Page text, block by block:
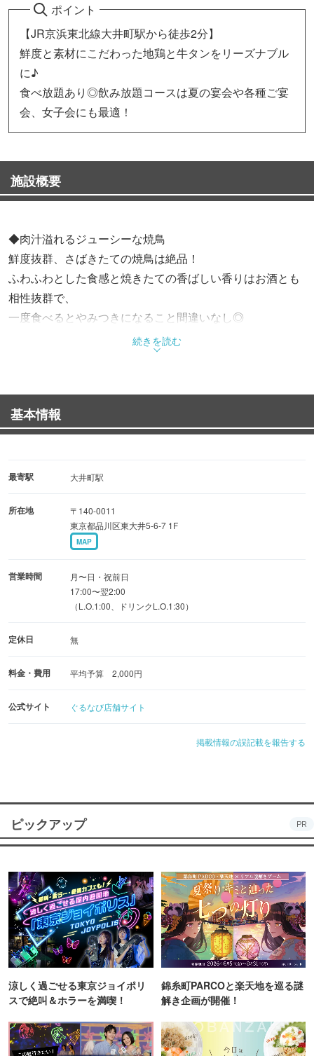
ポイント
【JR京浜東北線大井町駅から徒歩2分】
鮮度と素材にこだわった地鶏と牛タンをリーズナブル
に♪
食べ放題あり◎飲み放題コースは夏の宴会や各種ご宴
会、女子会にも最適！
施設概要
◆肉汁溢れるジューシーな焼鳥
鮮度抜群、さばきたての焼鳥は絶品！
ふわふわとした食感と焼きたての香ばしい香りはお酒とも
相性抜群で、
一度食べるとやみつきになること間違いなし◎
甘みとスパイスが調和した自家製タレを絡ませた「つくね
◆大満足な食べ放題・飲み放題コース
肉好きには堪らない飲み放題付きコースは2,500円〜、
食べ飲み放題コースは3,000円〜ご用意！
す。
◆居心地の良い空間
店内はカウンター席とテーブル席をご用意しており、
お仕事終わりの一杯からデート、ご宴会まで様々なシーン
でご利用いただけます。
貸切予約も可能ですので、お気軽にご相談ください。
誕生日のサプライズもぜひ当店にお任せを！
続きを読む
基本情報
最寄駅 大井町駅
所在地
〒140-0011
東京都品川区東大井5-6-7 1F
MAP
営業時間
月〜日・祝前日
17:00〜翌2:00
（L.O.1:00、ドリンクL.O.1:30）
定休日 無
料金・費用 平均予算 2,000円
公式サイト ぐるなび店舗サイト
掲載情報の誤記載を報告する
ピックアップ PR
涼しく過ごせる東京ジョイポリ
スで絶叫＆ホラーを満喫！
錦糸町PARCOと楽天地を巡る謎
解き企画が開催！